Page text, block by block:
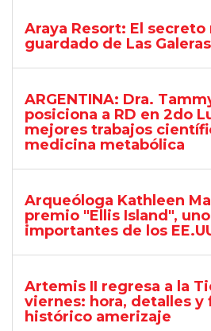
Araya Resort: El secreto
guardado de Las Galeras
ARGENTINA: Dra.
posiciona a RD en 2do
mejores trabajos
medicina metabólica
Arqueóloga Kathleen
premio "Ellis Island",
importantes de los
Artemis II regresa a la
viernes: hora, detalles y
histórico amerizaje